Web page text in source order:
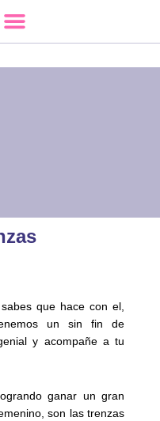
que hace con el,
un sin fin de
y acompañe a tu
ganar un gran
son las trenzas